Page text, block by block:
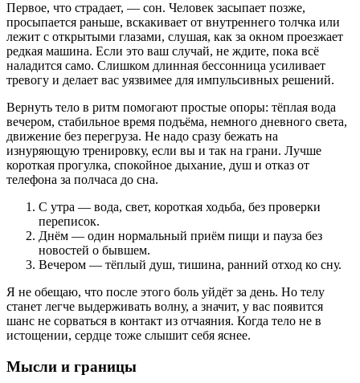
Первое, что страдает, — сон. Человек засыпает позже,
просыпается раньше, вскакивает от внутреннего толчка или
лежит с открытыми глазами, слушая, как за окном проезжает
редкая машина. Если это ваш случай, не ждите, пока всё
наладится само. Слишком длинная бессонница усиливает
тревогу и делает вас уязвимее для импульсивных решений.
Вернуть тело в ритм помогают простые опоры: тёплая вода
вечером, стабильное время подъёма, немного дневного света,
движение без перегруза. Не надо сразу бежать на
изнуряющую тренировку, если вы и так на грани. Лучше
короткая прогулка, спокойное дыхание, душ и отказ от
телефона за полчаса до сна.
С утра — вода, свет, короткая ходьба, без проверки
переписок.
Днём — один нормальный приём пищи и пауза без
новостей о бывшем.
Вечером — тёплый душ, тишина, ранний отход ко сну.
Я не обещаю, что после этого боль уйдёт за день. Но телу
станет легче выдерживать волну, а значит, у вас появится
шанс не сорваться в контакт из отчаяния. Когда тело не в
истощении, сердце тоже слышит себя яснее.
Мысли и границы